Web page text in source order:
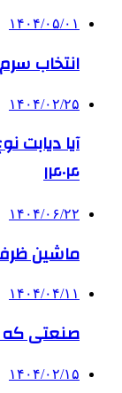
۱۴۰۴/۰۵/۰۱
انتخاب
۱۴۰۴/۰۲/۲۵
۱۴۰۴
۱۴۰۴/۰۶/۲۲
ماشین
۱۴۰۴/۰۴/۱۱
صنعتی که
۱۴۰۴/۰۲/۱۵